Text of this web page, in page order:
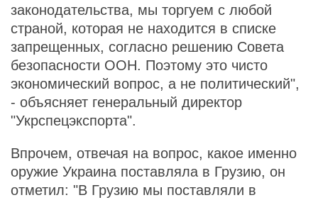
законодательства, мы торгуем с любой
страной, которая не находится в списке
запрещенных, согласно решению Совета
безопасности ООН. Поэтому это чисто
экономический вопрос, а не политический",
- объясняет генеральный директор
"Укрспецэкспорта".
Впрочем, отвечая на вопрос, какое именно
оружие Украина поставляла в Грузию, он
отметил: "В Грузию мы поставляли в